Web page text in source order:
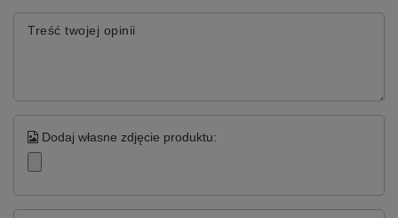
telefon nadal będzie miał zapisane logi z poprzedniej
baterii. Podczas wymiany baterii
Treść twojej opinii
Dodaj własne zdjęcie produktu: